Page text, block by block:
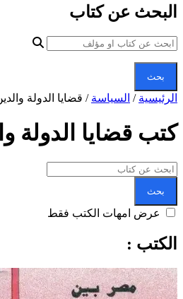
البحث عن كتاب
بحث
الرئيسية / السياسة / قضايا الدولة
كتب قضايا الدولة
بحث
عرض امهات الكتب فقط
الكتب :